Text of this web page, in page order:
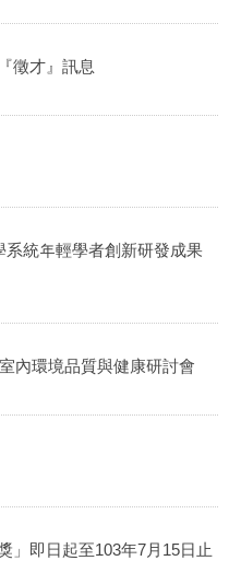
徵才』訊息
系統年輕學者創新研發成果
內環境品質與健康研討會
」即日起至103年7月15日止